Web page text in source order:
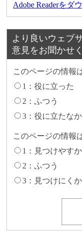
Adobe Readerをダ
より良いウェブ
意見をお聞かせ
このページの情報
1：役に立った
2：ふつう
3：役に立たな
このページの情報
1：見つけやす
2：ふつう
3：見つけにく